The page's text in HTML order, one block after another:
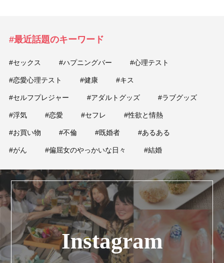
#最近話題のキーワード
#セックス #ハプニングバー #心理テスト
#恋愛心理テスト #健康 #キス
#セルフプレジャー #アダルトグッズ #ラブグッズ
#浮気 #恋愛 #セフレ #性欲と情熱
#お買い物 #不倫 #既婚者 #あるある
#がん #偏屈女のやっかいな日々 #結婚
Instagram